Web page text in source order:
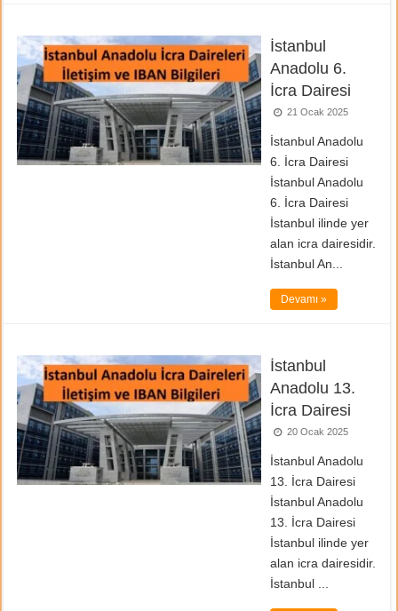
İstanbul
Anadolu 6.
İcra Dairesi
21 Ocak 2025
İstanbul Anadolu
6. İcra Dairesi
İstanbul Anadolu
6. İcra Dairesi
İstanbul ilinde yer
alan icra dairesidir.
İstanbul An...
Devamı »
İstanbul
Anadolu 13.
İcra Dairesi
20 Ocak 2025
İstanbul Anadolu
13. İcra Dairesi
İstanbul Anadolu
13. İcra Dairesi
İstanbul ilinde yer
alan icra dairesidir.
İstanbul ...